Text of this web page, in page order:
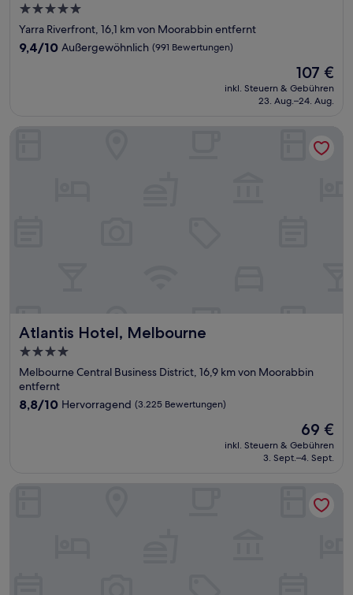
5.0-
Sterne-
Unterkunft
Yarra Riverfront, 16,1 km von Moorabbin entfernt
9.4
9,4/10 Außergewöhnlich (991 Bewertungen)
Der
Preis
beträgt
107 €
inkl. Steuern & Gebühren
23. Aug.–24. Aug.
Atlantis Hotel, Melbourne
Atlantis Hotel, Melbourne
4.0-
Sterne-
Unterkunft
Melbourne Central Business District, 16,9 km von Moorabbin
entfernt
8.8
8,8/10 Hervorragend (3.225 Bewertungen)
Der
Preis
beträgt
69 €
inkl. Steuern & Gebühren
3. Sept.–4. Sept.
Atlantis Hotel, Melbourne